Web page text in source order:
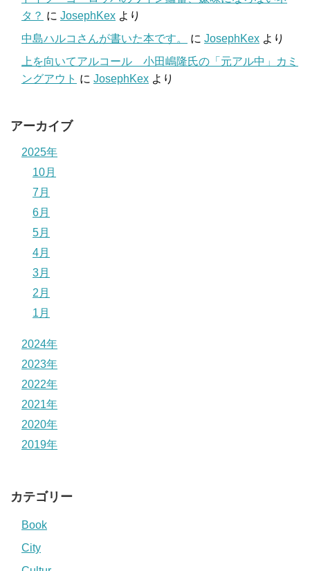
タ？ に JosephKex より
中島ハルコさんが書いた本です。
に JosephKex より
上を向いてアルコール 小田嶋隆氏の「元アル中」カミ
ングアウト に JosephKex より
アーカイブ
2025年
10月
7月
6月
5月
4月
3月
2月
1月
2024年
2023年
2022年
2021年
2020年
2019年
カテゴリー
Book
City